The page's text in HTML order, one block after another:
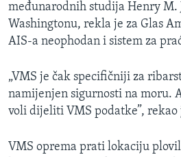
međunarodnih studija Henry M.
Washingtonu, rekla je za Glas
AIS-a neophodan i sistem za
„VMS je čak specifičniji za
namijenjen sigurnosti na moru.
voli dijeliti VMS podatke”, rekao
VMS oprema prati lokaciju